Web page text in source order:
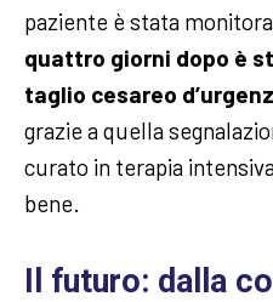
paziente è stata
quattro giorni dopo è
taglio cesareo
grazie a quella
curato in terapia
bene.
Il futuro: dalla